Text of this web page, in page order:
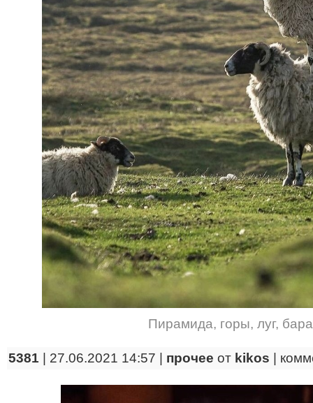
Пирамида, горы, луг,
5381 | 27.06.2021 14:57 | прочее от kikos